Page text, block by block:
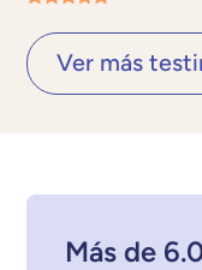
Ver más
Más de